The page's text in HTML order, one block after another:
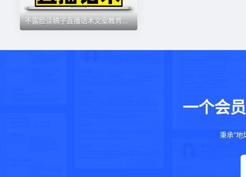
不露脸读稿子直播话术文案教育情感故事麦手连麦剧本互动资料素材
一个会
秉承“地